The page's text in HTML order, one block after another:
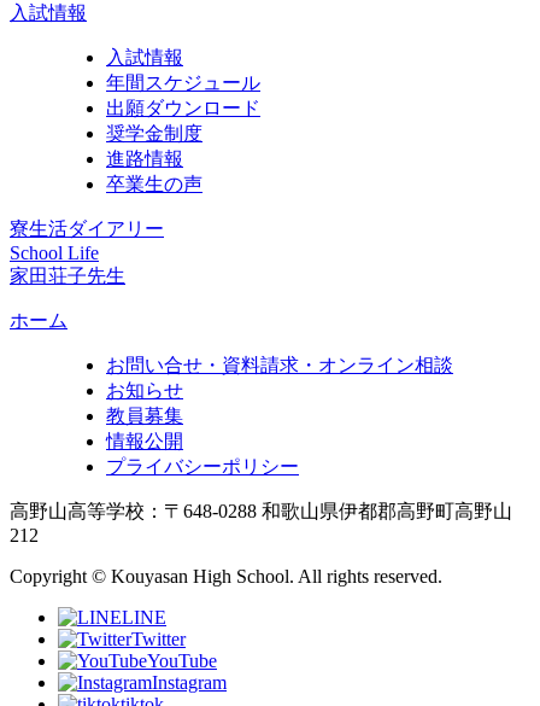
入試情報
入試情報
年間スケジュール
出願ダウンロード
奨学金制度
進路情報
卒業生の声
寮生活ダイアリー
School Life
家田荘子先生
ホーム
お問い合せ・資料請求・オンライン相談
お知らせ
教員募集
情報公開
プライバシーポリシー
高野山高等学校：〒648-0288 和歌山県伊都郡高野町高野山
212
Copyright © Kouyasan High School. All rights reserved.
LINE
Twitter
YouTube
Instagram